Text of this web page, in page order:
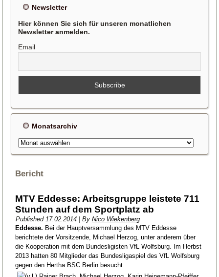
Newsletter
Hier können Sie sich für unseren monatlichen
Newsletter anmelden.
Email
Monatsarchiv
Monatsarchiv
Bericht
MTV Eddesse: Arbeitsgruppe leistete 711
Stunden auf dem Sportplatz ab
Published 17.02.2014 |By Nico Wiekenberg
Eddesse. Bei der Hauptversammlung des MTV Eddesse
berichtete der Vorsitzende, Michael Herzog, unter anderem über
die Kooperation mit dem Bundesligisten VfL Wolfsburg. Im Herbst
2013 hatten 80 Mitglieder das Bundesligaspiel des VfL Wolfsburg
gegen den Hertha BSC Berlin besucht.